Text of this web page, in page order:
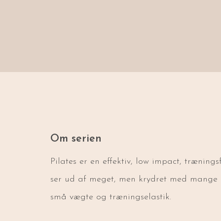
Om serien
Pilates er en effektiv, low impact,
ser ud af meget, men krydret med
små vægte og træningselastik.